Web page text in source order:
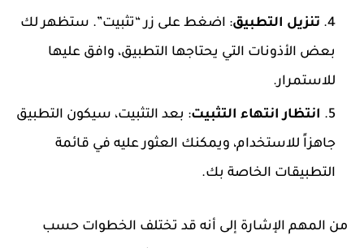
تنزيل التطبيق: اضغط على زر “تثبيت”. ستظهر لك
بعض الأذونات التي يحتاجها التطبيق، وافق عليها
للاستمرار.
انتظار انتهاء التثبيت: بعد التثبيت، سيكون التطبيق
جاهزاً للاستخدام، ويمكنك العثور عليه في قائمة
التطبيقات الخاصة بك.
من المهم الإشارة إلى أنه قد تختلف الخطوات حسب